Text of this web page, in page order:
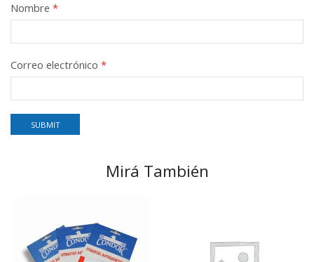
Nombre *
Correo electrónico *
Mirá También